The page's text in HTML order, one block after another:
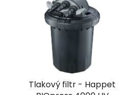
Tlakový filtr - Happet